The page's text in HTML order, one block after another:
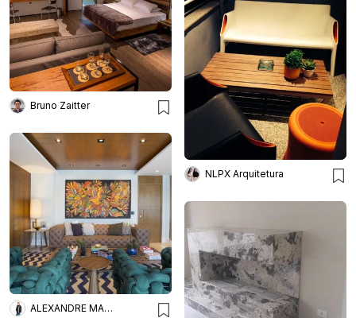
Bruno Zaitter
NLPX Arquitetura
ALEXANDRE MAGNO ARQUITETURA